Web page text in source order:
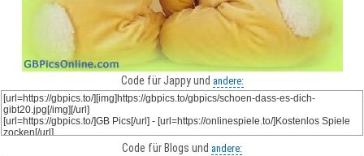
Code für Jappy und andere:
Code für Blogs und andere: